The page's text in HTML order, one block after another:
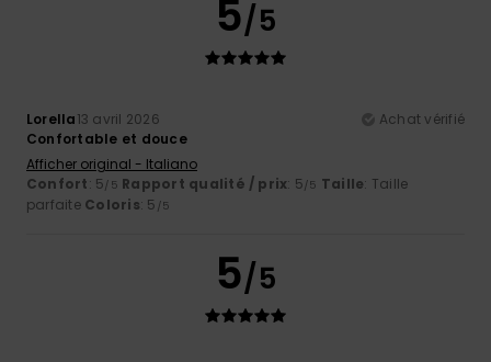
5/5
Lorella13 avril 2026
Achat vérifié
Confortable et douce
Afficher original - Italiano
Confort: 5/5 Rapport qualité / prix: 5/5 Taille: Taille
parfaite Coloris: 5 /5
5/5